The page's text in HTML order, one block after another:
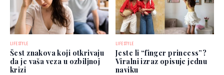
LIFESTYLE
Šest znakova koji otkrivaju
da je vaša veza u ozbiljnoj
krizi
LIFESTYLE
Jeste li “finger princess”?
Viralni izraz opisuje jednu
naviku